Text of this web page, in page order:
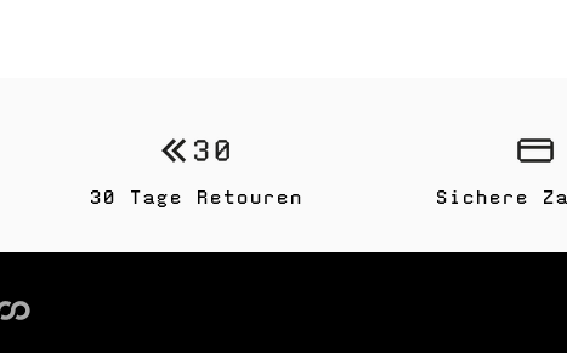
30 Tage Retouren Sichere